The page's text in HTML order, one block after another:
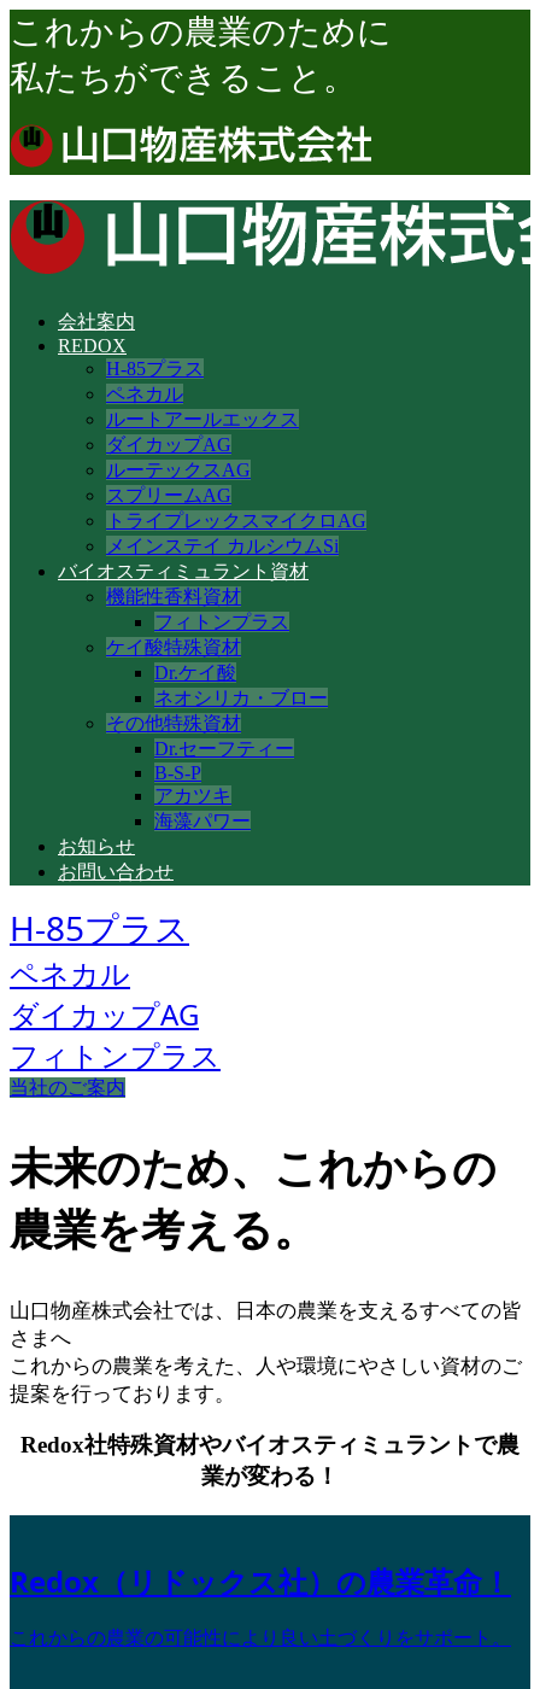
これからの農業のために
私たちができること。
会社案内
REDOX
H-85プラス
ペネカル
ルートアールエックス
ダイカップAG
ルーテックスAG
スプリームAG
トライプレックスマイクロAG
メインステイ カルシウムSi
バイオスティミュラント資材
機能性香料資材
フィトンプラス
ケイ酸特殊資材
Dr.ケイ酸
ネオシリカ・ブロー
その他特殊資材
Dr.セーフティー
B-S-P
アカツキ
海藻パワー
お知らせ
お問い合わせ
H-85プラス
ペネカル
ダイカップAG
フィトンプラス
当社のご案内
未来のため、これからの
農業を考える。
山口物産株式会社では、日本の農業を支えるすべての皆
さまへ
これからの農業を考えた、人や環境にやさしい資材のご
提案を行っております。
Redox社特殊資材やバイオスティミュラントで農
業が変わる！
Redox（リドックス社）の農業革命！
これからの農業の可能性により良い土づくりをサポート。